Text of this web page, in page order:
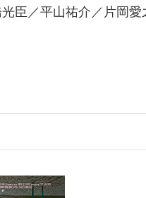
臣／平山祐介／片岡